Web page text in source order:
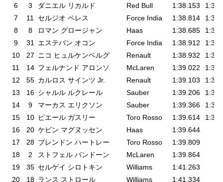
6
3 ダニエル リカルド Red Bull 1:38.153
7
11 セルジオ ペレス Force India 1:38.814
8
8 ロマン グロージャン Haas 1:38.685
9
31 エステバン オコン Force India 1:38.912
10
27 ニコ ヒュルケンベルグ Renault 1:38.932
11
14 フェルナンド アロンソ McLaren 1:39.022
12
55 カルロス サインツ Jr. Renault 1:39.103
13
16 シャルル ルクレール Sauber 1:39.206
14
9 マーカス エリクソン Sauber 1:39.366
15
10 ピエール ガスリー Toro Rosso 1:39.614
16
20 ケビン マグヌッセン Haas
1:39.644
17
28 ブレンドン ハートレー Toro Rosso
1:39.809
18
2 ストフェル バンドーン McLaren
1:39.864
19
35 セルゲイ シロトキン Williams
1:41.263
20
18 ランス ストロール Williams 1:41.334